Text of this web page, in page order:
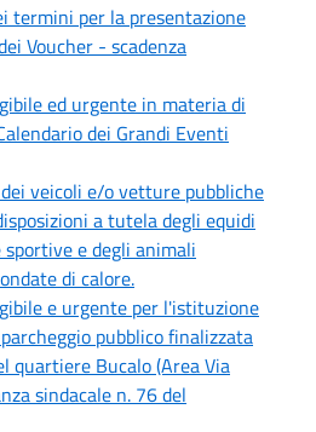
termini per la presentazione
Voucher - scadenza
ed urgente in materia di
dei Grandi Eventi
veicoli e/o vetture pubbliche
a tutela degli equidi
e degli animali
di calore.
e urgente per l'istituzione
pubblico finalizzata
quartiere Bucalo (Area Via
sindacale n. 76 del